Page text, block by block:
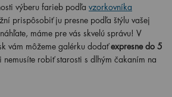
výberu farieb podľa vzorkovníka
prispôsobiť ju presne podľa štýlu vašej
máme pre vás skvelú správu! V
vám môžeme galérku dodať expresne do 5
nemusíte robiť starosti s dlhým čakaním na